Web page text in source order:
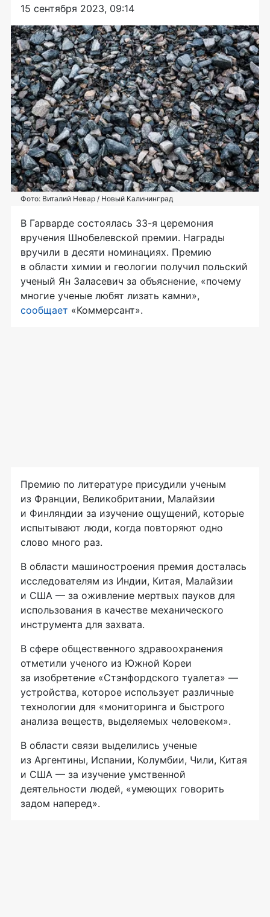
15 сентября 2023, 09:14
Фото: Виталий Невар / Новый Калининград
В Гарварде состоялась 33-я церемония
вручения Шнобелевской премии. Награды
вручили в десяти номинациях. Премию
в области химии и геологии получил польский
ученый Ян Заласевич за объяснение, «почему
многие ученые любят лизать камни»,
сообщает «Коммерсант».
Премию по литературе присудили ученым
из Франции, Великобритании, Малайзии
и Финляндии за изучение ощущений, которые
испытывают люди, когда повторяют одно
слово много раз.
В области машиностроения премия досталась
исследователям из Индии, Китая, Малайзии
и США — за оживление мертвых пауков для
использования в качестве механического
инструмента для захвата.
В сфере общественного здравоохранения
отметили ученого из Южной Кореи
за изобретение «Стэнфордского туалета» —
устройства, которое использует различные
технологии для «мониторинга и быстрого
анализа веществ, выделяемых человеком».
В области связи выделились ученые
из Аргентины, Испании, Колумбии, Чили, Китая
и США — за изучение умственной
деятельности людей, «умеющих говорить
задом наперед».